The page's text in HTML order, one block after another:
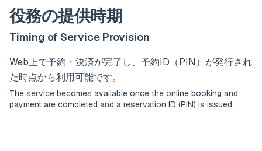
役務の提供時期
Timing of Service Provision
Web上で予約・決済が完了し、予約ID（PIN）が発行され
た時点から利用可能です。
The service becomes available once the online booking and
payment are completed and a reservation ID (PIN) is issued.